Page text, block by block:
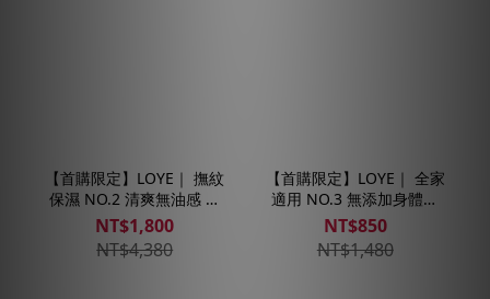
【首購限定】LOYE｜ 撫紋
保濕 NO.2 清爽無油感 美
體油
NT$1,800
NT$4,380
【首購限定】LOYE｜ 全家
適用 NO.3 無添加身體乳
液
NT$850
NT$1,480